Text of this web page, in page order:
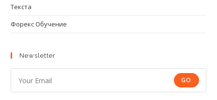
Текста
Форекс Обучение
Newsletter
GO